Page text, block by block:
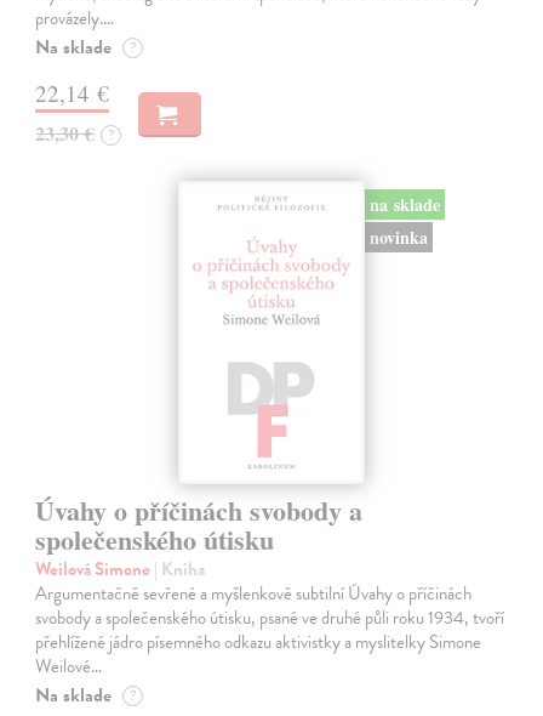
provázely.…
Na sklade ?
22,14 €
23,30 € ?
na sklade
novinka
Úvahy o příčinách svobody a
společenského útisku
Weilová Simone | Kniha
Argumentačně sevřené a myšlenkově subtilní Úvahy o příčinách
svobody a společenského útisku, psané ve druhé půli roku 1934, tvoří
přehlížené jádro písemného odkazu aktivistky a myslitelky Simone
Weilové…
Na sklade ?